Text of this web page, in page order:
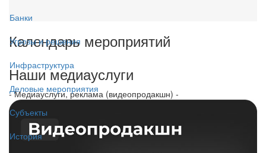
Банки
Угрозы и решения
Инфраструктура
Деловые мероприятия
Субъекты
История
Календарь мероприятий
Наши медиауслуги
- Медиауслуги, реклама (видеопродакшн) -